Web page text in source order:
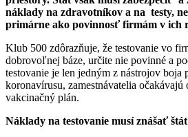
náklady na zdravotníkov a na testy,
primárne ako povinnosť firmám v ich
Klub 500 zdôrazňuje, že testovanie vo
dobrovoľnej báze, určite nie povinné a
testovanie je len jedným z nástrojov boja
koronavírusu, zamestnávatelia
vakcinačný plán.
Náklady na testovanie musí znášať štát